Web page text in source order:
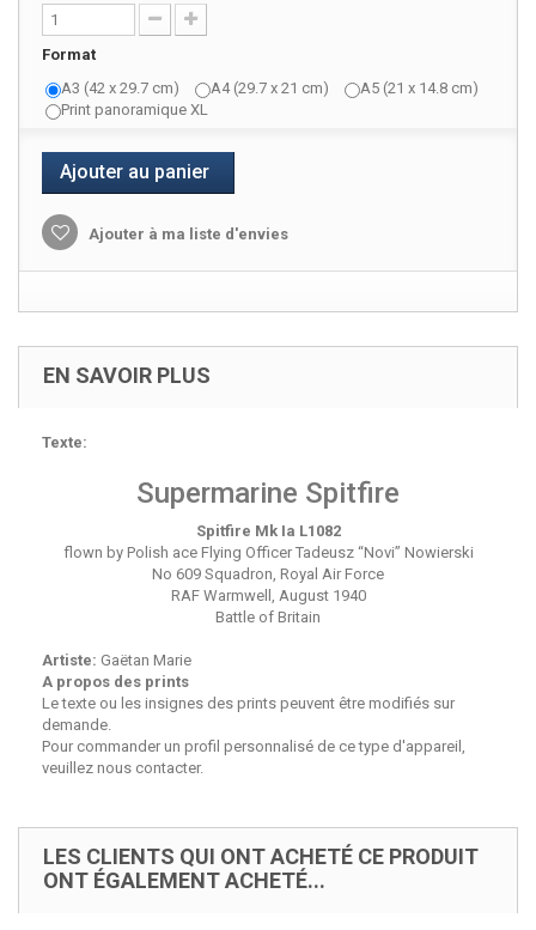
Format
A3 (42 x 29.7 cm)
A4 (29.7 x 21 cm)
A5 (21 x 14.8 cm)
Print panoramique XL
Ajouter au panier
Ajouter à ma liste d'envies
EN SAVOIR PLUS
Texte:
Supermarine Spitfire
Spitfire Mk Ia L1082
flown by Polish ace Flying Officer Tadeusz “Novi” Nowierski
No 609 Squadron, Royal Air Force
RAF Warmwell, August 1940
Battle of Britain
Artiste: Gaëtan Marie
A propos des prints
Le texte ou les insignes des prints peuvent être modifiés sur
demande.
Pour commander un profil personnalisé de ce type d'appareil,
veuillez nous contacter.
LES CLIENTS QUI ONT ACHETÉ CE PRODUIT
ONT ÉGALEMENT ACHETÉ...